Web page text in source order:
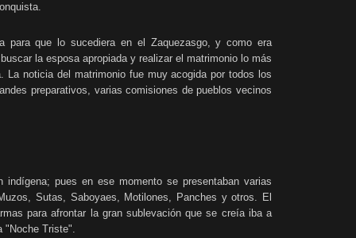
para que lo sucediera en el Zaquezasgo, y como era
la esposa apropiada y realizar el matrimonio lo más
noticia del matrimonio fue muy acogida por todos los
preparativos, varias comisiones de pueblos vecinos
indígena; pues en ese momento se presentaban varias
Sutas, Saboyaes, Motilones, Panches y otros. El
para afrontar la gran sublevación que se creía iba a
"Noche Triste".